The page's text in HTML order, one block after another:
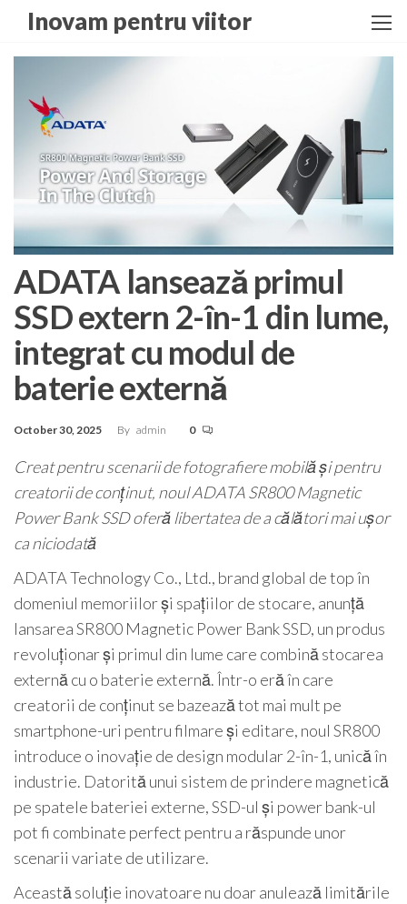
the
Inovam pentru viitor
ADATA lansează primul
SSD extern 2-în-1 din lume,
integrat cu modul de
baterie externă
October 30, 2025 By admin 0
Creat pentru scenarii de fotografiere mobilă și pentru
creatorii de conținut, noul ADATA SR800 Magnetic
Power Bank SSD oferă libertatea de a călători mai ușor
ca niciodată
ADATA Technology Co., Ltd., brand global de top în
domeniul memoriilor și spațiilor de stocare, anunță
lansarea SR800 Magnetic Power Bank SSD, un produs
revoluționar și primul din lume care combină stocarea
externă cu o baterie externă. Într-o eră în care
creatorii de conținut se bazează tot mai mult pe
smartphone-uri pentru filmare și editare, noul SR800
introduce o inovație de design modular 2-în-1, unică în
industrie. Datorită unui sistem de prindere magnetică
pe spatele bateriei externe, SSD-ul și power bank-ul
pot fi combinate perfect pentru a răspunde unor
scenarii variate de utilizare.
Această soluție inovatoare nu doar anulează limitările